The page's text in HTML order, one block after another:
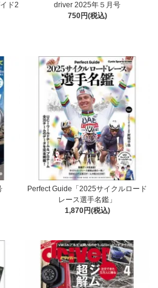
ド2
driver 2025年５月号
750円(税込)
Perfect Guide「2025サイクルロード
レース選手名鑑」
1,870円(税込)